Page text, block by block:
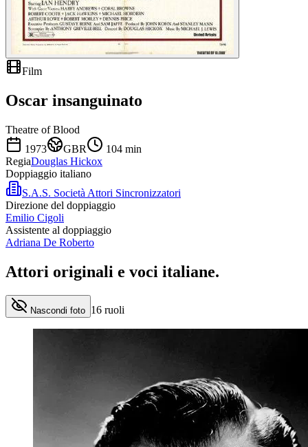
Film
Oscar insanguinato
Theatre of Blood
1973
GBR 104 min
RegiaDouglas Hickox
Doppiaggio italiano
S.A.S. Società Attori Sincronizzatori
Direzione del doppiaggio
Emilio Cigoli
Assistente al doppiaggio
Adriana De Roberto
Attori originali e voci italiane.
Nascondi foto 16 ruoli